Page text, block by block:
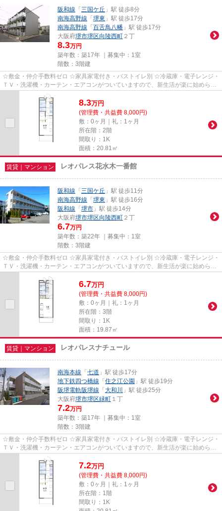
阪和線 「 三国ケ丘 」駅 徒歩8分
南海高野線 「 堺東 」駅 徒歩17分
南海高野線 「 百舌鳥八幡 」駅 徒歩17分
大阪府堺市堺区向陵西町 ２丁
8.3万円
築年数：築17年 ｜募集中： 1室
階数：3階建
☆敷金・仲介手数料ゼロ ☆家具家電付き・バストイレ別 ☆冷蔵庫・電子レンジ・
ＴＶ・洗濯機・カーテン・エアコンがついていますので、新生活が楽に始められ
8.3万円
(管理費・共益費 8,000円)
敷：0ヶ月｜礼：1ヶ月
所在階：2階
間取り：1K
面積：20.81㎡
賃貸｜マンション レオパレス花水木一番館
阪和線 「 三国ケ丘 」駅 徒歩11分
南海高野線 「 堺東 」駅 徒歩16分
阪和線 「 堺市 」駅 徒歩14分
大阪府堺市堺区向陵西町 ２丁
6.7万円
築年数：築22年 ｜募集中： 1室
階数：3階建
☆敷金・仲介手数料ゼロ ☆家具家電付き・バストイレ別 ☆冷蔵庫・電子レンジ・
ＴＶ・洗濯機・カーテン・エアコンがついていますので、新生活が楽に始められ
6.7万円
(管理費・共益費 8,000円)
敷：0ヶ月｜礼：1ヶ月
所在階：3階
間取り：1K
面積：19.87㎡
賃貸｜マンション レオパレスナチュール
南海本線 「 七道 」駅 徒歩17分
地下鉄四つ橋線 「 住之江公園 」駅 徒歩19分
阪堺電軌阪堺線 「 大和川
」駅 徒歩25分
大阪府堺市堺区緑町 １丁
7.2万円
築年数：築17年 ｜募集中： 1室
階数：3階建
☆敷金・仲介手数料ゼロ ☆家具家電付き・バストイレ別 ☆冷蔵庫・電子レンジ・
ＴＶ・洗濯機・カーテン・エアコンがついていますので、新生活が楽に始められ
7.2万円
(管理費・共益費 8,000円)
敷：0ヶ月｜礼：1ヶ月
所在階：1階
間取り：1K